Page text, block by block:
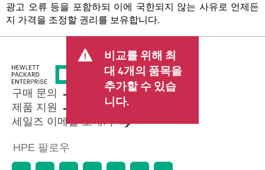
광고 오류 등을 포함하되 이에 국한되지 않는 사유로 언제든
지 가격을 조정할 권리를 보유합니다.
비교를 위해 최
대 4개의 품목을
추가할 수 있습
니다.
구매 문의
제품 지원
세일즈 이메일 보내기
HPE 팔로우